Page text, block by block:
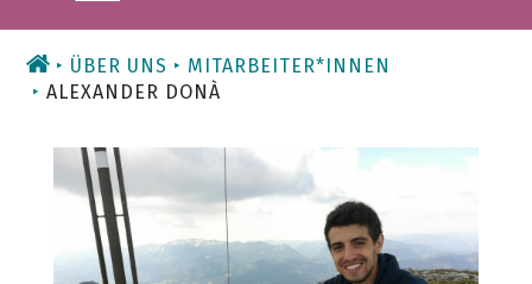
ÜBER UNS
MITARBEITER*INNEN
ALEXANDER DONÀ